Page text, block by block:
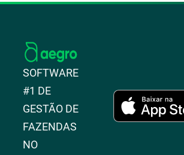
SOFTWARE
#1 DE
GESTÃO DE
FAZENDAS
NO